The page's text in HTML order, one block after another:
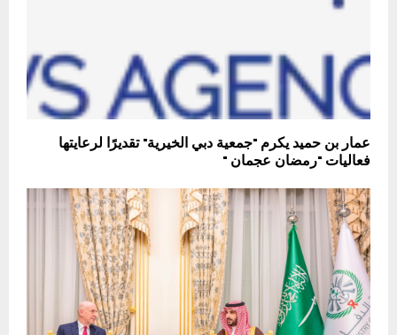
عمار بن حميد يكرم "جمعية دبي الخيرية" تقديرًا لرعايتها
فعاليات "رمضان عجمان "